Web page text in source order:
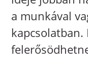
a munkával